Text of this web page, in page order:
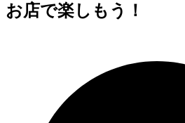
お店で楽しもう！